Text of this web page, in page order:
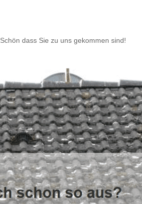
Schön dass Sie zu uns gekommen sind!